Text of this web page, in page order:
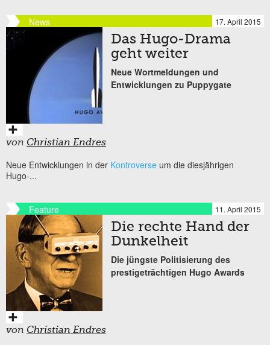
News 17. April 2015
Das Hugo-Drama
geht weiter
Neue Wortmeldungen und
Entwicklungen zu Puppygate
von Christian Endres
Neue Entwicklungen in der Kontroverse um die diesjährigen
Hugo-...
Feature 11. April 2015
Die rechte Hand der
Dunkelheit
Die jüngste Politisierung des
prestigeträchtigen Hugo Awards
von Christian Endres